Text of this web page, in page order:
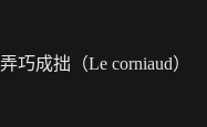
弄巧成拙（Le corniaud）